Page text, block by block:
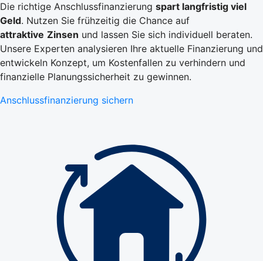
Die richtige Anschlussfinanzierung spart langfristig viel
Geld. Nutzen Sie frühzeitig die Chance auf
attraktive Zinsen und lassen Sie sich individuell beraten.
Unsere Experten analysieren Ihre aktuelle Finanzierung und
entwickeln Konzept, um Kostenfallen zu verhindern und
finanzielle Planungssicherheit zu gewinnen.
Anschlussfinanzierung sichern